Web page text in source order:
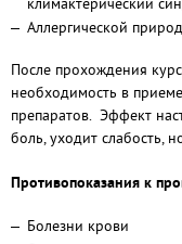
Аллергической
После прохождения
необходимость в
препаратов. Эффект
боль, уходит слабость,
Противопоказания к
Болезни крови